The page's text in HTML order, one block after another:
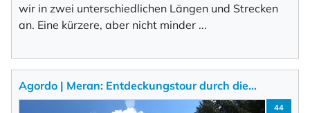
wir in zwei unterschiedlichen Längen und Strecken
an. Eine kürzere, aber nicht minder ...
Agordo | Meran: Entdeckungstour durch die…
44